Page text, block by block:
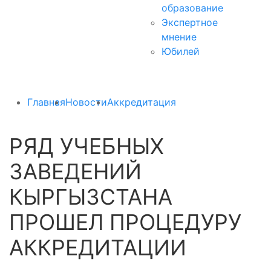
образование
Экспертное
мнение
Юбилей
ГлавнаяНовостиАккредитация
РЯД УЧЕБНЫХ
ЗАВЕДЕНИЙ
КЫРГЫЗСТАНА
ПРОШЕЛ ПРОЦЕДУРУ
АККРЕДИТАЦИИ